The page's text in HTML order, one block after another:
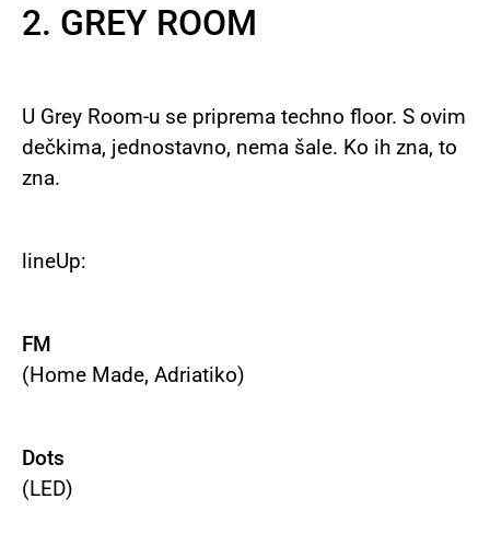
2. GREY ROOM
U Grey Room-u se priprema techno floor. S ovim
dečkima, jednostavno, nema šale. Ko ih zna, to
zna.
lineUp:
FM
(Home Made, Adriatiko)
Dots
(LED)